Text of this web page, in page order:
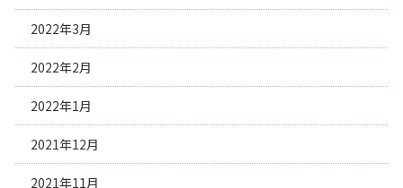
2022年3月
2022年2月
2022年1月
2021年12月
2021年11月